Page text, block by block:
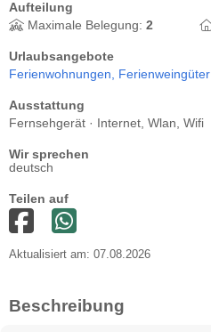
Aufteilung
Maximale Belegung: 2
Urlaubsangebote
Ferienwohnungen, Ferienweingüter
Ausstattung
Fernsehgerät · Internet, Wlan, Wifi
Wir sprechen
deutsch
Teilen auf
Aktualisiert am: 07.08.2026
Beschreibung